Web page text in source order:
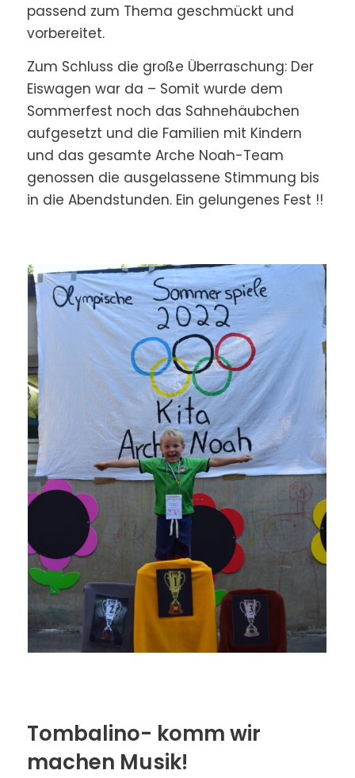
passend zum Thema geschmückt und
vorbereitet.
Zum Schluss die große Überraschung: Der
Eiswagen war da – Somit wurde dem
Sommerfest noch das Sahnehäubchen
aufgesetzt und die Familien mit Kindern
und das gesamte Arche Noah-Team
genossen die ausgelassene Stimmung bis
in die Abendstunden. Ein gelungenes Fest !!
Tombalino- komm wir
machen Musik!